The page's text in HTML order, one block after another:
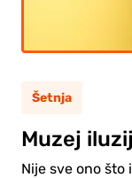
Šetnja
Muzej
Nije sve ono što
(5-11)
0.00€